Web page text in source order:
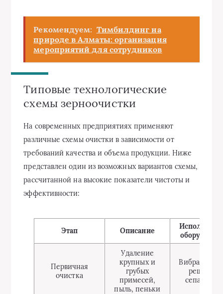
Рекомендуем: Тимбилдинг на
природе в Алматы: организация
мероприятий для сотрудников
Типовые технологические
схемы зерноочистки
На современных предприятиях применяют
различные схемы очистки в зависимости от
требований качества и объема продукции. Ниже
представлен один из возможных вариантов схемы,
рассчитанной на высокие показатели чистоты и
эффективности:
Этап Описание
Первичная
очистка
Удаление
крупных и
грубых
примесей,
пыль, пеньки
решетки,